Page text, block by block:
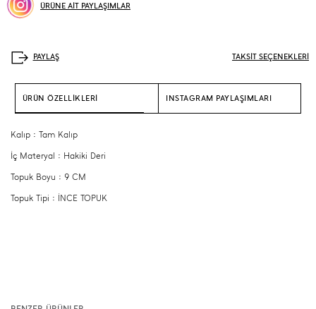
ÜRÜNE AİT PAYLAŞIMLAR
TAKSİT SEÇENEKLERİ
ÜRÜN ÖZELLİKLERİ INSTAGRAM PAYLAŞIMLARI
Kalıp : Tam Kalıp
İç Materyal : Hakiki Deri
Topuk Boyu : 9 CM
Topuk Tipi : İNCE TOPUK